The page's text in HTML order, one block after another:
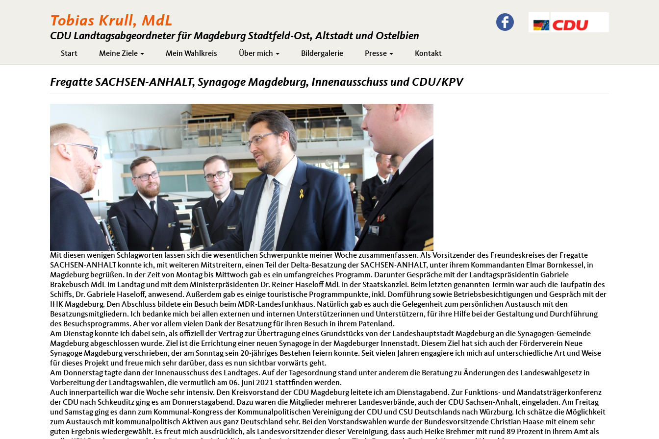
Tobias Krull, MdL
CDU Landtagsabgeordneter für Magdeburg Stadtfeld-Ost, Altstadt und Ostelbien
Hauptnavigation
Start Meine Ziele Mein Wahlkreis Über mich Bildergalerie Presse Kontakt
Fregatte SACHSEN-ANHALT, Synagoge Magdeburg, Innenausschuss und CDU/KPV
Mit diesen wenigen Schlagworten lassen sich die wesentlichen Schwerpunkte meiner Woche zusammenfassen. Als Vorsitzender des Freundeskreises der Fregatte
SACHSEN-ANHALT konnte ich, mit weiteren Mitstreitern, einen Teil der Delta-Besatzung der SACHSEN-ANHALT, unter ihrem Kommandanten Elmar Bornkessel, in
Magdeburg begrüßen. In der Zeit von Montag bis Mittwoch gab es ein umfangreiches Programm. Darunter Gespräche mit der Landtagspräsidentin Gabriele
Brakebusch MdL im Landtag und mit dem Ministerpräsidenten Dr. Reiner Haseloff MdL in der Staatskanzlei. Beim letzten genannten Termin war auch die Taufpatin des
Schiffs, Dr. Gabriele Haseloff, anwesend. Außerdem gab es einige touristische Programmpunkte, inkl. Domführung sowie Betriebsbesichtigungen und Gespräch mit der
IHK Magdeburg. Den Abschluss bildete ein Besuch beim MDR-Landesfunkhaus. Natürlich gab es auch die Gelegenheit zum persönlichen Austausch mit den
Besatzungsmitgliedern. Ich bedanke mich bei allen externen und internen Unterstützerinnen und Unterstützern, für ihre Hilfe bei der Gestaltung und Durchführung
des Besuchsprogramms. Aber vor allem vielen Dank der Besatzung für ihren Besuch in ihrem Patenland.
Am Dienstag konnte ich dabei sein, als offiziell der Vertrag zur Übertragung eines Grundstücks von der Landeshauptstadt Magdeburg an die Synagogen-Gemeinde
Magdeburg abgeschlossen wurde. Ziel ist die Errichtung einer neuen Synagoge in der Magdeburger Innenstadt. Diesem Ziel hat sich auch der Förderverein Neue
Synagoge Magdeburg verschrieben, der am Sonntag sein 20-jähriges Bestehen feiern konnte. Seit vielen Jahren engagiere ich mich auf unterschiedliche Art und Weise
für dieses Projekt und freue mich sehr darüber, dass es nun sichtbar vorwärts geht.
Am Donnerstag tagte dann der Innenausschuss des Landtages. Auf der Tagesordnung stand unter anderem die Beratung zu Änderungen des Landeswahlgesetz in
Vorbereitung der Landtagswahlen, die vermutlich am 06. Juni 2021 stattfinden werden.
Auch innerparteilich war die Woche sehr intensiv. Den Kreisvorstand der CDU Magdeburg leitete ich am Dienstagabend. Zur Funktions- und Mandatsträgerkonferenz
der CDU nach Schkeuditz ging es am Donnerstagabend. Dazu waren die Mitglieder mehrerer Landesverbände, auch der CDU Sachsen-Anhalt, eingeladen. Am Freitag
und Samstag ging es dann zum Kommunal-Kongress der Kommunalpolitischen Vereinigung der CDU und CSU Deutschlands nach Würzburg. Ich schätze die Möglichkeit
zum Austausch mit kommunalpolitisch Aktiven aus ganz Deutschland sehr. Bei den Vorstandswahlen wurde der Bundesvorsitzende Christian Haase mit einem sehr
guten Ergebnis wiedergewählt. Es freut mich ausdrücklich, als Landesvorsitzender dieser Vereinigung, dass auch Heike Brehmer mit rund 89 Prozent in ihrem Amt als